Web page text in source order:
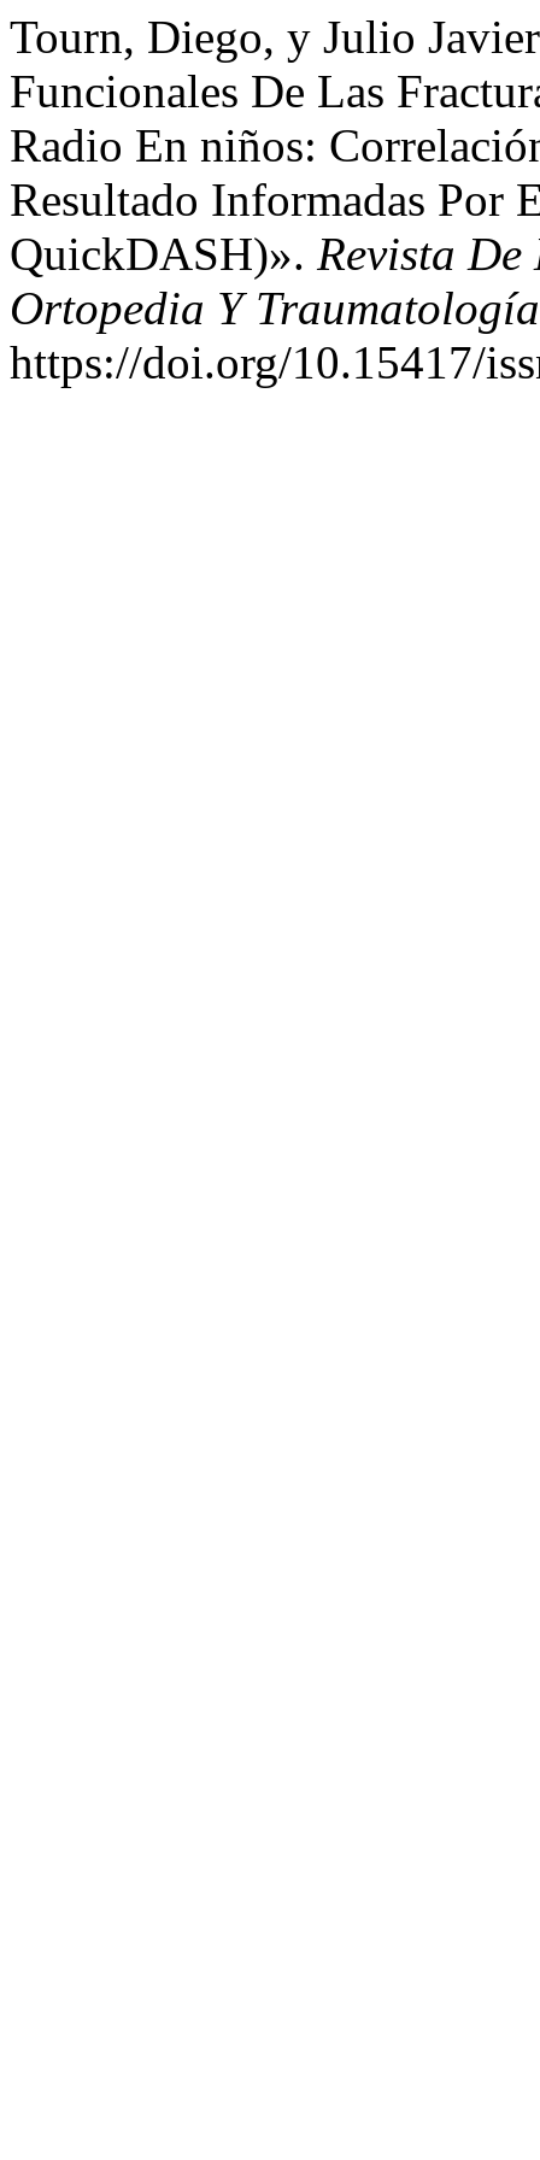
Tourn, Diego, y Julio
Funcionales De Las
Radio En niños:
Resultado Informadas Por
QuickDASH)». Revista
Ortopedia Y Traumatología
https://doi.org/10.15417/